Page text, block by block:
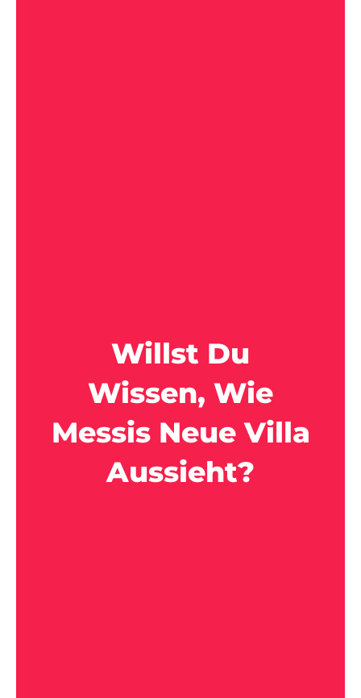
Willst Du
Wissen, Wie
Messis Neue Villa
Aussieht?